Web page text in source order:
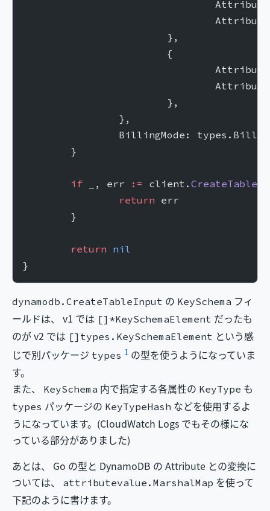
			},
			{
			},
		},
BillingMode:
	}
	if
_, err := client.CreateTable
		return
err
	}
	return
nil
}
dynamodb.CreateTableInput の KeySchema フィ
ールドは、 v1 では []*KeySchemaElement だったも
のが v2 では []types.KeySchemaElement という感
じで別パッケージ types 1 の型を使うようになっていま
す。
また、 KeySchema 内で指定する各属性の KeyType も
types パッケージの KeyTypeHash などを使用するよ
うになっています。(CloudWatch Logs でもその様にな
っている部分がありました)
あとは、 Go の型と DynamoDB の Attribute との変換に
ついては、 attributevalue.MarshalMap を使って
下記のように書けます。